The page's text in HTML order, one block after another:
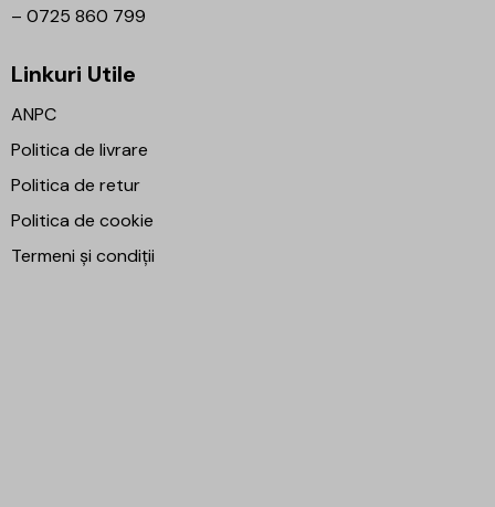
– 0725 860 799
Linkuri Utile
ANPC
Politica de livrare
Politica de retur
Politica de cookie
Termeni și condiții